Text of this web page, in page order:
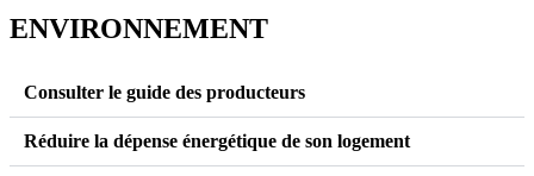
ENVIRONNEMENT
Consulter le guide des producteurs
Réduire la dépense énergétique de son logement